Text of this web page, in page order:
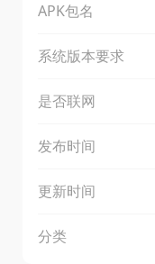
APK包名
系统版本要求
是否联网
发布时间
更新时间
分类